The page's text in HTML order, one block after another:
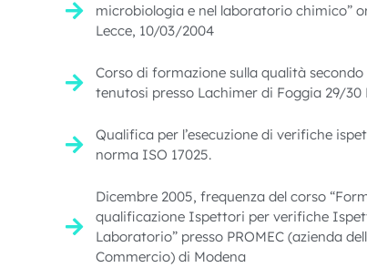
microbiologia e nel laboratorio chimico”
Lecce, 10/03/2004
Corso di formazione sulla qualità secondo
tenutosi presso Lachimer di Foggia 29/30
Qualifica per l’esecuzione di verifiche
norma ISO 17025.
Dicembre 2005, frequenza del corso
qualificazione Ispettori per verifiche
Laboratorio” presso PROMEC (azienda
Commercio) di Modena